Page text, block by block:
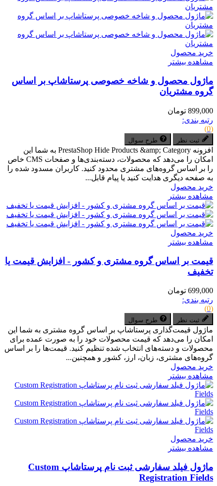
خرید محصول
مشاهده بیشتر
ماژول محصول و شاخه خصوصی پرستاشاپ بر اساس
گروه‌ مشتریان
899,000 تومان
رتبه بندی:
(0)
ثبت نظر طرح سوال
افزونه PrestaShop Hide Products &amp; Category به شما این
امکان را می‌دهد که محصولات، دسته‌بندی‌ها و صفحات CMS خاص
را بر اساس گروه‌های مشتری محدود کنید. کاربران مسدود شده را
به صفحه دیگری هدایت کنید یا پیام قابل...
خرید محصول
مشاهده بیشتر
خرید محصول
مشاهده بیشتر
قیمت بر اساس گروه مشتری و کشور - افزایش قیمت یا
تخفیف
699,000 تومان
رتبه بندی:
(0)
ثبت نظر طرح سوال
ماژول قیمت‌گذاری پرستاشاپ بر اساس گروه مشتری به شما این
امکان را می‌دهد که قیمت محصولات خود را به صورت عمده برای
محصولات و دسته‌های انتخاب شده تنظیم کنید. قیمت‌ها را بر اساس
گروه‌های مشتری، زبان، ارز، کشور و همچنین...
خرید محصول
مشاهده بیشتر
خرید محصول
مشاهده بیشتر
ماژول فیلد سفارشی ثبت نام پرستاشاپ Custom
Registration Fields